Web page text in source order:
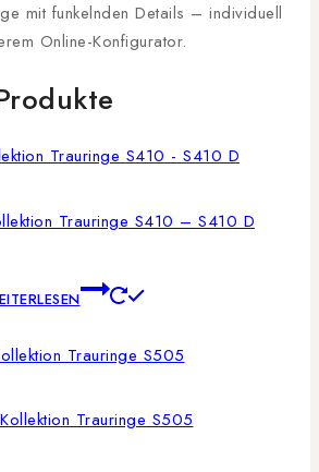
mit funkelnden Details – individuell
Online-Konfigurator.
Trauringe S410 – S410 D
Trauringe S505